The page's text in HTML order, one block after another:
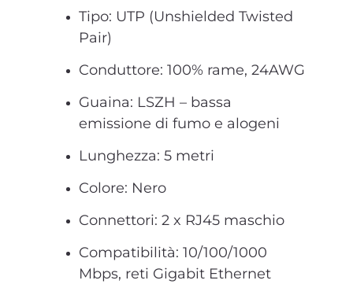
Tipo: UTP (Unshielded Twisted
Pair)
Conduttore: 100% rame, 24AWG
Guaina: LSZH – bassa
emissione di fumo e alogeni
Lunghezza: 5 metri
Colore: Nero
Connettori: 2 x RJ45 maschio
Compatibilità: 10/100/1000
Mbps, reti Gigabit Ethernet